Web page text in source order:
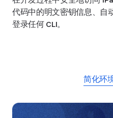
代码中的明文密钥信息、自
登录任何 CLI。
简化环